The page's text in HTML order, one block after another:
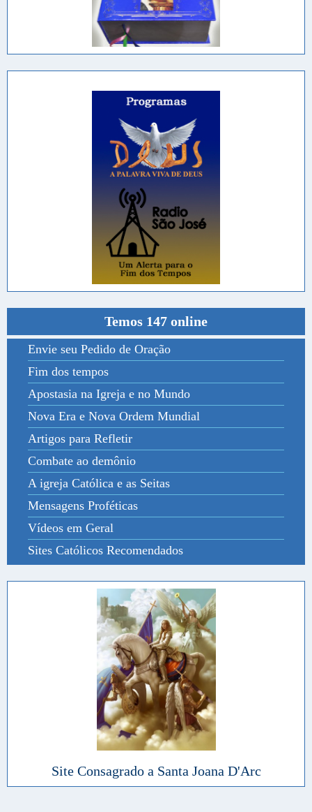
Temos 147 online
Envie seu Pedido de Oração
Fim dos tempos
Apostasia na Igreja e no Mundo
Nova Era e Nova Ordem Mundial
Artigos para Refletir
Combate ao demônio
A igreja Católica e as Seitas
Mensagens Proféticas
Vídeos em Geral
Sites Católicos Recomendados
Site Consagrado a Santa Joana D'Arc